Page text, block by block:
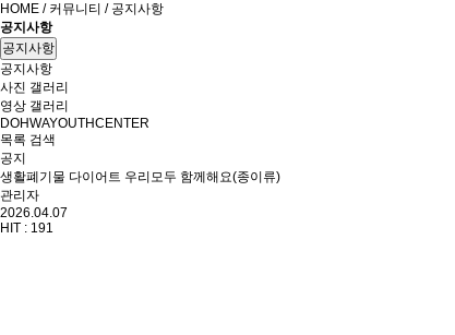
HOME / 커뮤니티 / 공지사항
공지사항
공지사항
공지사항
사진 갤러리
영상 갤러리
DOHWAYOUTHCENTER
목록 검색
공지
생활폐기물 다이어트 우리모두 함께해요(종이류)
관리자
2026.04.07
HIT : 191